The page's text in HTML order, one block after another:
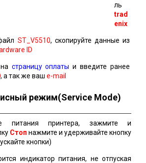
ль
trad
enix
ST_V5510, скопируйте данные из
ID
страницу оплаты и введите ранее
, а так же ваш e-mail
режим(Service Mode)
питания принтера, зажмите и
Стоп нажмите и удерживайте кнопку
кнопки)
индикатор питания, не отпуская